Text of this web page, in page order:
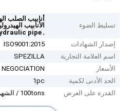
تسليط الضوء
أنابيب الصلب
الأنابيب
,
pipe
إصدار الشهادات
ISO9001:2015
اسم العلامة التجارية
SPEZILLA
الأسعار
NEGOCIATION
الحد الأدنى لكمية
1pc
القدرة على العرض
100tons / الشهر